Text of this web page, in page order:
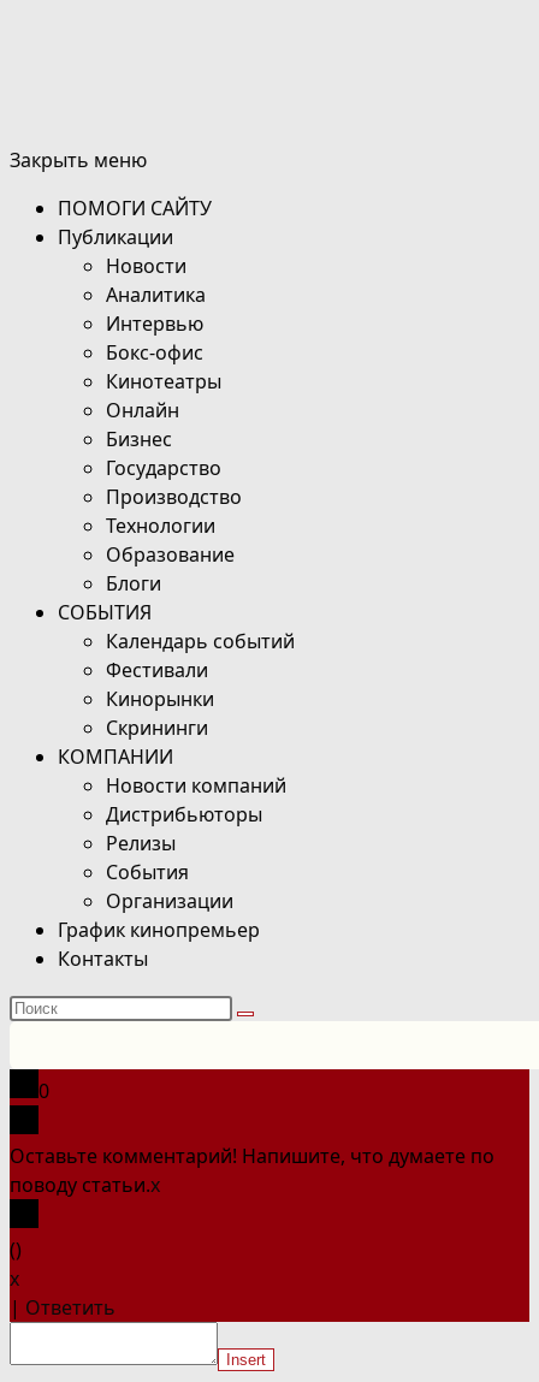
Закрыть меню
ПОМОГИ САЙТУ
Публикации
Новости
Аналитика
Интервью
Бокс-офис
Кинотеатры
Онлайн
Бизнес
Государство
Производство
Технологии
Образование
Блоги
СОБЫТИЯ
Календарь событий
Фестивали
Кинорынки
Скрининги
КОМПАНИИ
Новости компаний
Дистрибьюторы
Релизы
События
Организации
График кинопремьер
Контакты
Поиск
сайте
0
Оставьте комментарий! Напишите, что думаете по
поводу статьи.x
()
x
| Ответить
Insert